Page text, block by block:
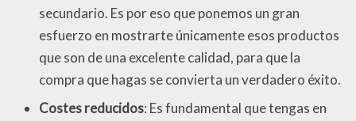
secundario. Es por eso que ponemos un gran
esfuerzo en mostrarte únicamente esos productos
que son de una excelente calidad, para que la
compra que hagas se convierta un verdadero éxito.
Costes reducidos: Es fundamental que tengas en